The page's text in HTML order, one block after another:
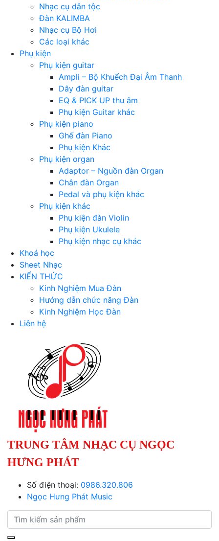
Nhạc cụ dân tộc
Đàn KALIMBA
Nhạc cụ Bộ Hơi
Các loại khác
Phụ kiện
Phụ kiện guitar
Ampli – Bộ Khuếch Đại Âm Thanh
Dây đàn guitar
EQ & PICK UP thu âm
Phụ kiện Guitar khác
Phụ kiện piano
Ghế đàn Piano
Phụ kiện Khác
Phụ kiện organ
Adaptor – Nguồn đàn Organ
Chân đàn Organ
Pedal và phụ kiện khác
Phụ kiện khác
Phụ kiện đàn Violin
Phụ kiện Ukulele
Phụ kiện nhạc cụ khác
Khoá học
Sheet Nhạc
KIẾN THỨC
Kinh Nghiệm Mua Đàn
Hướng dẫn chức năng Đàn
Kinh Nghiệm Học Đàn
Liên hệ
TRUNG TÂM NHẠC CỤ NGỌC
HƯNG PHÁT
Số điện thoại: 0986.320.806
Ngọc Hưng Phát Music